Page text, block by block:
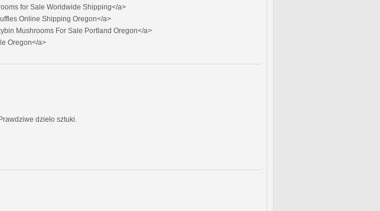
for Sale Worldwide Shipping</a>
Online Shipping Oregon</a>
Mushrooms For Sale Portland Oregon</a>
Oregon</a>
dzieło sztuki.